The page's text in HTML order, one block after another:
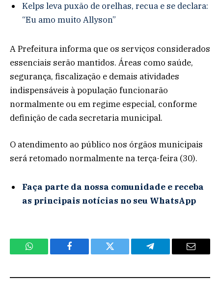
Kelps leva puxão de orelhas, recua e se declara:
“Eu amo muito Allyson”
A Prefeitura informa que os serviços considerados
essenciais serão mantidos. Áreas como saúde,
segurança, fiscalização e demais atividades
indispensáveis à população funcionarão
normalmente ou em regime especial, conforme
definição de cada secretaria municipal.
O atendimento ao público nos órgãos municipais
será retomado normalmente na terça-feira (30).
Faça parte da nossa comunidade e receba
as principais notícias no seu WhatsApp
WhatsApp Facebook Twitter Telegram Email